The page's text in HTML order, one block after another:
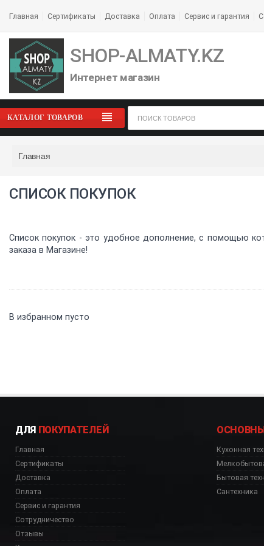
Главная Сертификаты Доставка Оплата Сервис и гарантия
SHOP-ALMATY.KZ
Интернет магазин
КАТАЛОГ ТОВАРОВ
Главная
СПИСОК ПОКУПОК
Список покупок - это удобное дополнение, с помощью
заказа в Магазине!
В избранном пусто
ДЛЯ ПОКУПАТЕЛЕЙ
Главная
Сертификаты
Доставка
Оплата
Сервис и гарантия
Сотрудничество
Отзывы
Кухонная
Бытовая
Сантехника